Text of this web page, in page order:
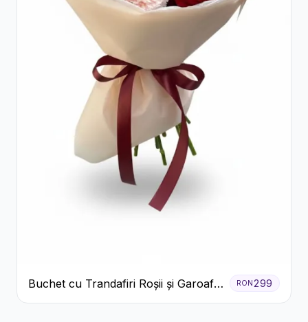
Buchet cu Trandafiri Roșii și Garoafe
Roz Pal
RON 299